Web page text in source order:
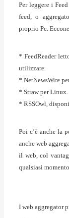
Per leggere i
feed, o
proprio Pc.
* FeedReader
utilizzare.
* NetNewsWire
* Straw per Linux.
* RSSOwl,
Poi c’è anche la
anche web
il web, col
qualsiasi
I web aggregator